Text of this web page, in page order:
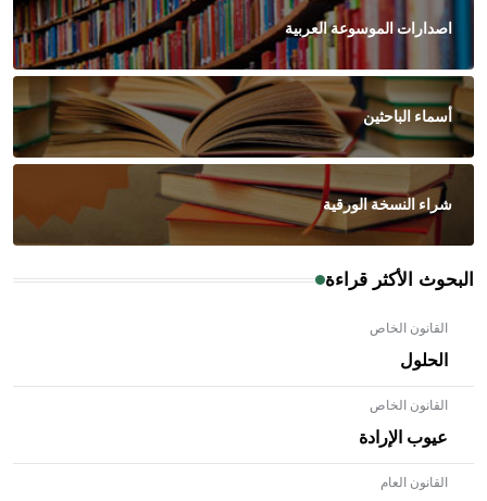
اصدارات الموسوعة العربية
أسماء الباحثين
شراء النسخة الورقية
البحوث الأكثر قراءة
القانون الخاص
الحلول
القانون الخاص
عيوب الإرادة
القانون العام